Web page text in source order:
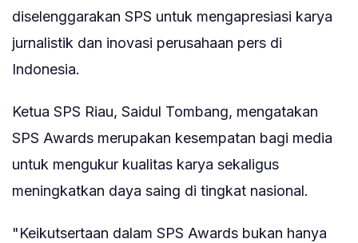
diselenggarakan SPS untuk mengapresiasi karya
jurnalistik dan inovasi perusahaan pers di
Indonesia.
Ketua SPS Riau, Saidul Tombang, mengatakan
SPS Awards merupakan kesempatan bagi media
untuk mengukur kualitas karya sekaligus
meningkatkan daya saing di tingkat nasional.
"Keikutsertaan dalam SPS Awards bukan hanya